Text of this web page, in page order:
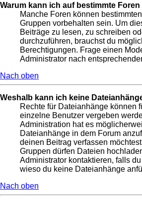
Warum kann ich auf bestimmte
Manche Foren können
Gruppen vorbehalten sein. Um
Beiträge zu lesen, zu schreiben
durchzuführen, brauchst du
Berechtigungen. Frage einen
Administrator nach
Nach oben
Weshalb kann ich keine
Rechte für Dateianhänge können
einzelne Benutzer vergeben
Administration hat es
Dateianhänge in dem Forum
deinen Beitrag verfassen
Gruppen dürfen Dateien
Administrator kontaktieren, falls
wieso du keine Dateianhänge
Nach oben